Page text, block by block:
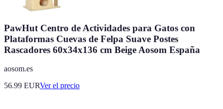
PawHut Centro de Actividades para Gatos con
Plataformas Cuevas de Felpa Suave Postes
Rascadores 60x34x136 cm Beige Aosom España
aosom.es
56.99 EURVer el precio